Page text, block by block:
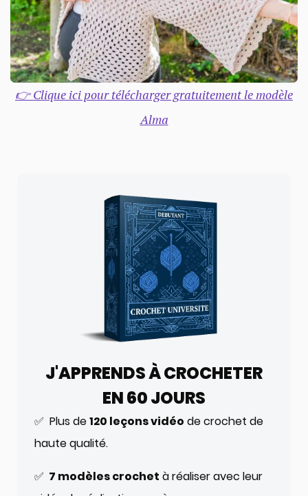
👉 Clique ici pour télécharger gratuitement le modèle
Alma
J'APPRENDS À CROCHETER
EN 60 JOURS
✅ Plus de120 leçons vidéo de crochet de
haute qualité.
✅ 7 modèles crochet à réaliser avec leur